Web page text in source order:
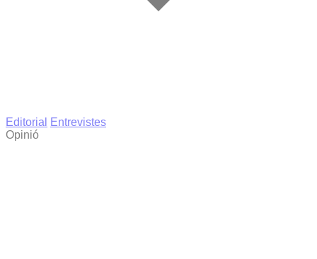
Editorial
Entrevistes
Opinió